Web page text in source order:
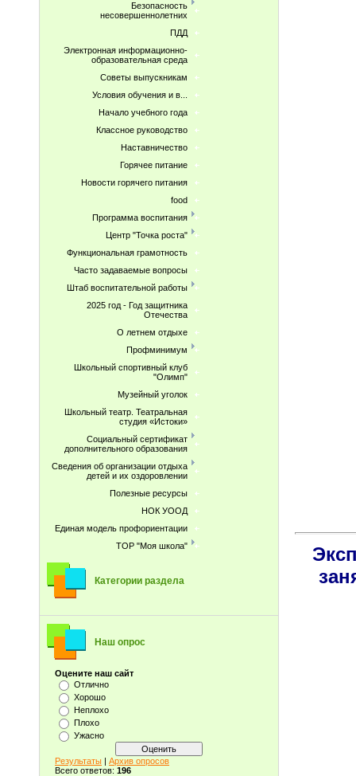
Безопасность
несовершеннолетних
ПДД
Электронная информационно-
образовательная среда
Советы выпускникам
Условия обучения и в...
Начало учебного года
Классное руководство
Наставничество
Горячее питание
Новости горячего питания
food
Программа воспитания
Центр "Точка роста"
Функциональная грамотность
Часто задаваемые вопросы
Штаб воспитательной работы
2025 год - Год защитника
Отечества
О летнем отдыхе
Профминимум
Школьный спортивный клуб
"Олимп"
Музейный уголок
Школьный театр. Театральная
студия «Истоки»
Социальный сертификат
дополнительного образования
Сведения об организации отдыха
детей и их оздоровлении
Полезные ресурсы
НОК УООД
Единая модель профориентации
ТОР "Моя школа"
Категории раздела
Наш опрос
Оцените наш сайт
Отлично
Хорошо
Неплохо
Плохо
Ужасно
Результаты | Архив опросов
Всего ответов: 196